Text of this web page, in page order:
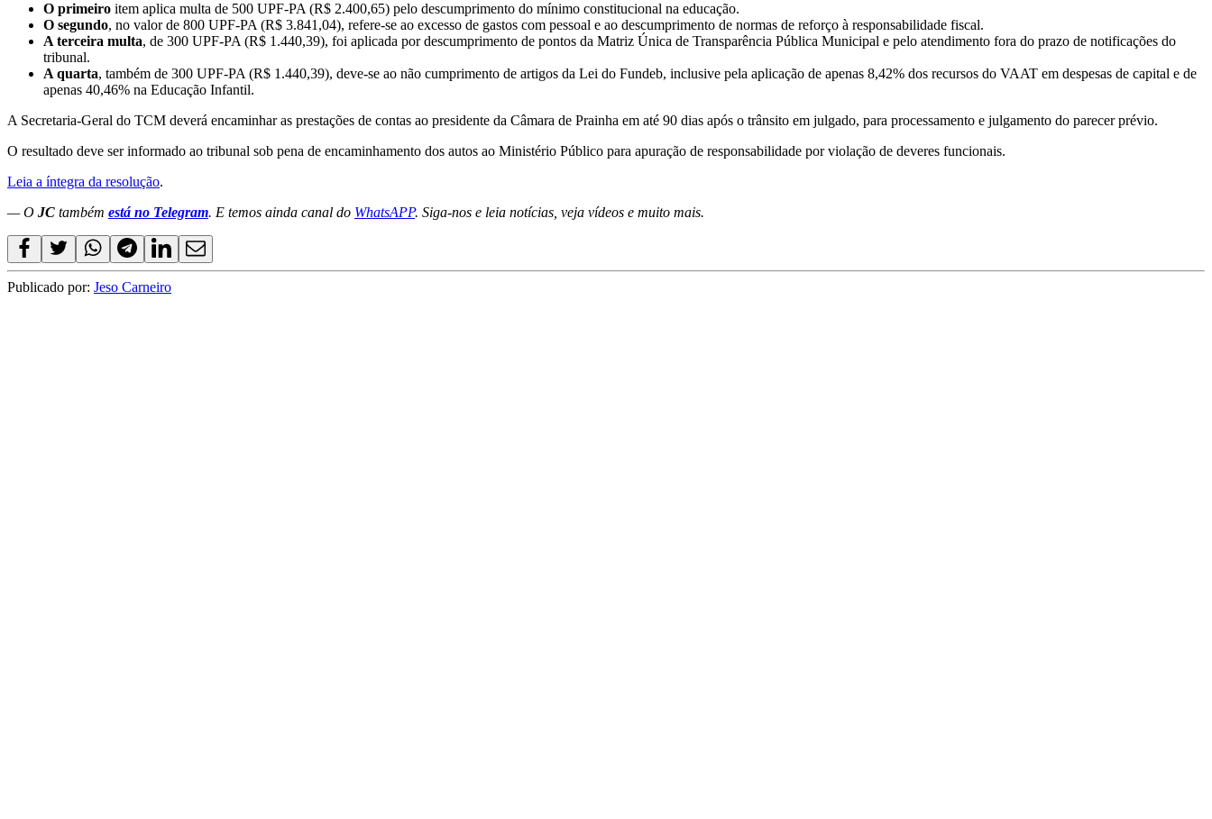
O primeiro item aplica multa de 500 UPF-PA (R$ 2.400,65) pelo descumprimento do mínimo constitucional na educação.
O segundo, no valor de 800 UPF-PA (R$ 3.841,04), refere-se ao excesso de gastos com pessoal e ao descumprimento de normas de reforço à responsabilidade fiscal.
A terceira multa, de 300 UPF-PA (R$ 1.440,39), foi aplicada por descumprimento de pontos da Matriz Única de Transparência Pública Municipal e pelo atendimento fora do prazo de notificações do
tribunal.
A quarta, também de 300 UPF-PA (R$ 1.440,39), deve-se ao não cumprimento de artigos da Lei do Fundeb, inclusive pela aplicação de apenas 8,42% dos recursos do VAAT em despesas de capital e de
apenas 40,46% na Educação Infantil.
A Secretaria-Geral do TCM deverá encaminhar as prestações de contas ao presidente da Câmara de Prainha em até 90 dias após o trânsito em julgado, para processamento e julgamento do parecer prévio.
O resultado deve ser informado ao tribunal sob pena de encaminhamento dos autos ao Ministério Público para apuração de responsabilidade por violação de deveres funcionais.
Leia a íntegra da resolução.
— O JC também está no Telegram. E temos ainda canal do WhatsAPP. Siga-nos e leia notícias, veja vídeos e muito mais.
Publicado por: Jeso Carneiro